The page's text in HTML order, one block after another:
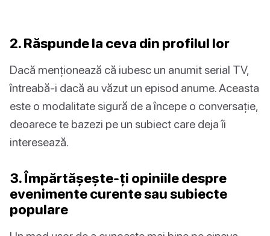
2. Răspunde la ceva din profilul lor
Dacă menționează că iubesc un anumit serial TV,
întreabă-i dacă au văzut un episod anume. Aceasta
este o modalitate sigură de a începe o conversație,
deoarece te bazezi pe un subiect care deja îi
interesează.
3. Împărtășește-ți opiniile despre
evenimente curente sau subiecte
populare